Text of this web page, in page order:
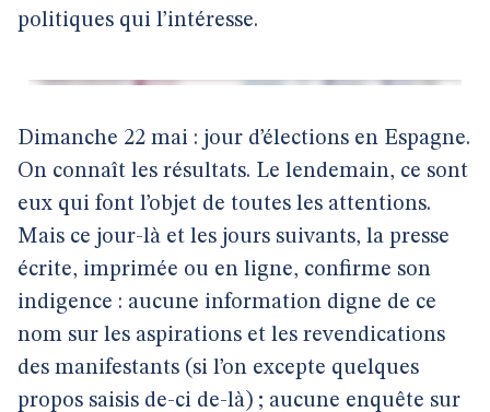
politiques qui l’intéresse.
Dimanche 22 mai : jour d’élections en Espagne.
On connaît les résultats. Le lendemain, ce sont
eux qui font l’objet de toutes les attentions.
Mais ce jour-là et les jours suivants, la presse
écrite, imprimée ou en ligne, confirme son
indigence : aucune information digne de ce
nom sur les aspirations et les revendications
des manifestants (si l’on excepte quelques
propos saisis de-ci de-là) ; aucune enquête sur